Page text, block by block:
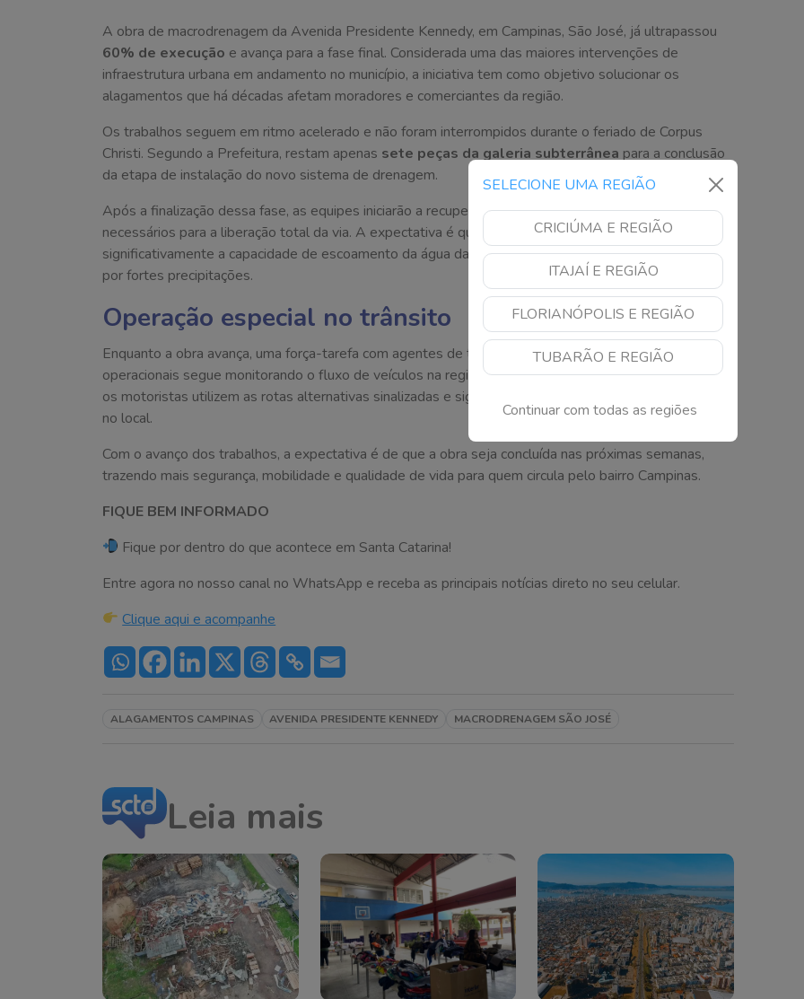
SELECIONE UMA REGIÃO
CRICIÚMA E REGIÃO
ITAJAÍ E REGIÃO
FLORIANÓPOLIS E REGIÃO
TUBARÃO E REGIÃO
Continuar com todas as regiões
A obra de macrodrenagem da Avenida Presidente Kennedy, em Campinas, São José, já ultrapassou
60% de execução e avança para a fase final. Considerada uma das maiores intervenções de
infraestrutura urbana em andamento no município, a iniciativa tem como objetivo solucionar os
alagamentos que há décadas afetam moradores e comerciantes da região.
Os trabalhos seguem em ritmo acelerado e não foram interrompidos durante o feriado de Corpus
Christi. Segundo a Prefeitura, restam apenas sete peças da galeria subterrânea para a conclusão
da etapa de instalação do novo sistema de drenagem.
Após a finalização dessa fase, as equipes iniciarão a recuperação do asfalto e os acabamentos
necessários para a liberação total da via. A expectativa é que o novo sistema aumente
significativamente a capacidade de escoamento da água da chuva, reduzindo os impactos causados
por fortes precipitações.
Operação especial no trânsito
Enquanto a obra avança, uma força-tarefa com agentes de trânsito, Guarda Municipal e equipes
operacionais segue monitorando o fluxo de veículos na região. A orientação da Prefeitura é para que
os motoristas utilizem as rotas alternativas sinalizadas e sigam as instruções das equipes que atuam
no local.
Com o avanço dos trabalhos, a expectativa é de que a obra seja concluída nas próximas semanas,
trazendo mais segurança, mobilidade e qualidade de vida para quem circula pelo bairro Campinas.
FIQUE BEM INFORMADO
Fique por dentro do que acontece em Santa Catarina!
Entre agora no nosso canal no WhatsApp e receba as principais notícias direto no seu celular.
Clique aqui e acompanhe
ALAGAMENTOS CAMPINAS AVENIDA PRESIDENTE KENNEDY MACRODRENAGEM SÃO JOSÉ
Leia mais